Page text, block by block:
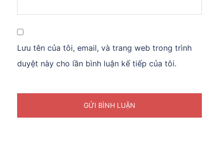
Lưu tên của tôi, email, và trang web trong trình
duyệt này cho lần bình luận kế tiếp của tôi.